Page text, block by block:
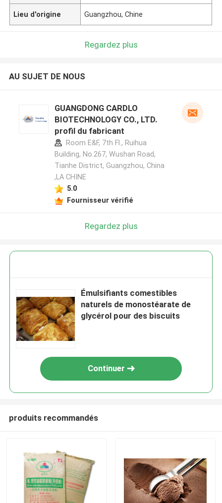
Lieu d'origine Guangzhou, Chine
Regardez plus
AU SUJET DE NOUS
GUANGDONG CARDLO
BIOTECHNOLOGY CO., LTD.
profil du fabricant
Room E&F, 7th Fl., Ruihua
Building, No.267, Wushan Road,
Tianhe District, Guangzhou, China
,LA CHINE
5.0
Fournisseur vérifié
Regardez plus
Émulsifiants comestibles
naturels de monostéarate de
glycérol pour des biscuits
Continuer
produits recommandés